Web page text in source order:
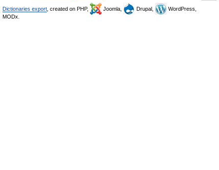
Dictionaries export , created on PHP, Joomla, Drupal,
WordPress,
MODx.